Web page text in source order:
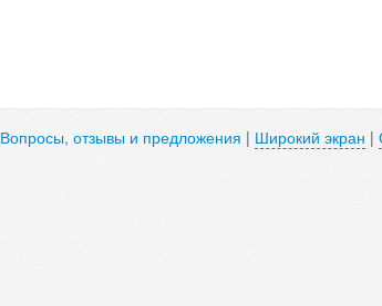
Вопросы, отзывы и предложения | Широкий экран |